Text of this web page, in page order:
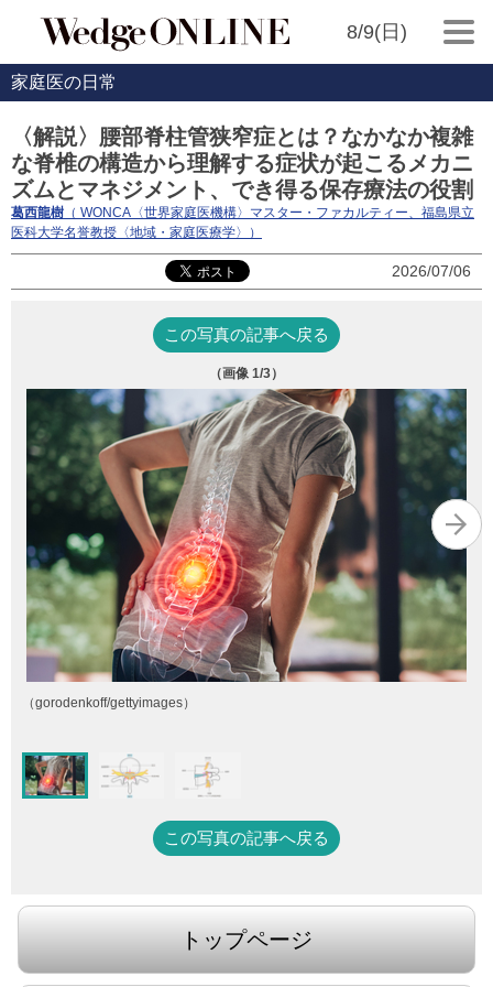
8/9(日)
家庭医の日常
〈解説〉腰部脊柱管狭窄症とは？なかなか複雑
な脊椎の構造から理解する症状が起こるメカニ
ズムとマネジメント、でき得る保存療法の役割
葛西龍樹 （ WONCA〈世界家庭医機構〉マスター・ファカルティー、福島県立
医科大学名誉教授〈地域・家庭医療学〉）
2026/07/06
この写真の記事へ戻る
（画像 1/3）
（gorodenkoff/gettyimages）
この写真の記事へ戻る
トップページ